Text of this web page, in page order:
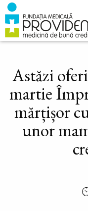
Mergi la conţinutul
Navigare
principală
Astăzi
martie
mărțișor
unor